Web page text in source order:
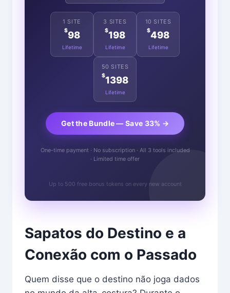
1 SITE
$98
Lifetime
3 SITES
$198
Lifetime
10 SITES
$498
Lifetime
50 SITES
$1398
Lifetime
Get the Bundle — Save 33% →
One-time payment · No subscription · All 3 tools included
· Limited time offer
Up to 500 free bonus tokens on every new account
Sapatos do Destino e a
Conexão com o Passado
Quem disse que o destino não joga dados